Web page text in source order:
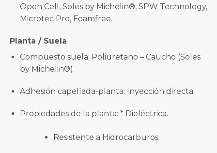
Open Cell, Soles by Michelin®, SPW Technology,
Microtec Pro, Foamfree.
Planta / Suela
Compuesto suela: Poliuretano – Caucho (Soles
by Michelin®).
Adhesión capellada-planta: Inyección directa.
Propiedades de la planta: * Dieléctrica.
Resistente a Hidrocarburos.